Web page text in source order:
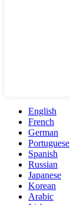
English
French
German
Portuguese
Spanish
Russian
Japanese
Korean
Arabic